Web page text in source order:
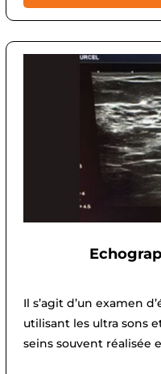
Il s’agit d’un examen
utilisant les ultra sons
seins souvent réalisée